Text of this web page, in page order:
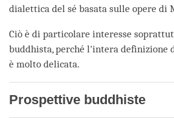
dialettica del sé basata sulle opere di
Ciò è di particolare interesse
buddhista, perché l'intera definizione
è molto delicata.
Prospettive buddhiste